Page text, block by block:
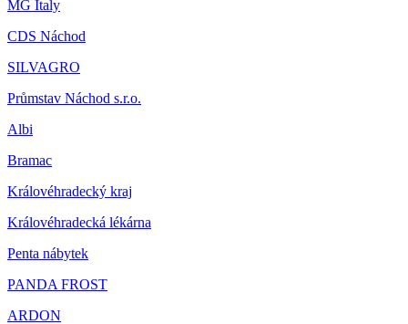
MG Italy
CDS Náchod
SILVAGRO
Průmstav Náchod s.r.o.
Albi
Bramac
Královéhradecký kraj
Královéhradecká lékárna
Penta nábytek
PANDA FROST
ARDON